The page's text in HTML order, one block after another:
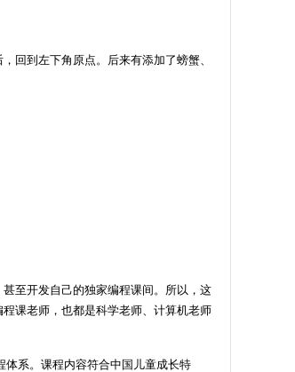
回到左下角原点。后来有添加了螃蟹、
至开发自己的独家编程课间。所以，这
课老师，也都是科学老师、计算机老师
体系。课程内容符合中国儿童成长特